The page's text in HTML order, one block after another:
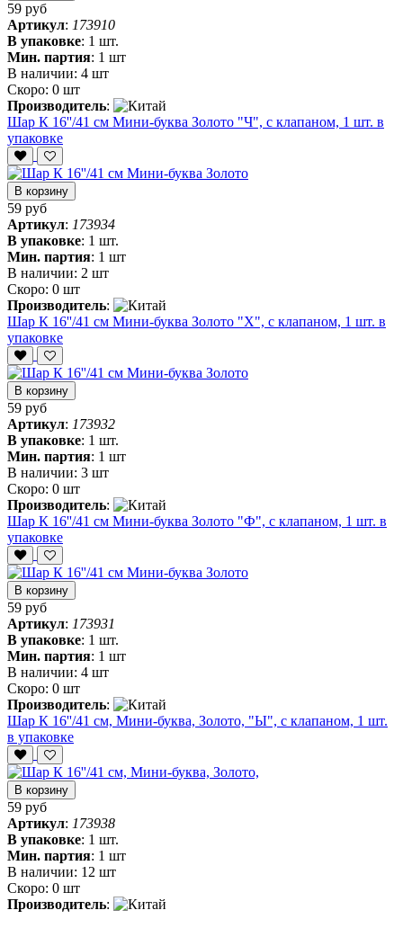
59 руб
Артикул: 173910
В упаковке: 1 шт.
Мин. партия: 1 шт
В наличии: 4 шт
Скоро: 0 шт
Производитель:
Шар К 16''/41 см Мини-буква Золото "Ч", с клапаном, 1 шт. в
упаковке
В корзину
59 руб
Артикул: 173934
В упаковке: 1 шт.
Мин. партия: 1 шт
В наличии: 2 шт
Скоро: 0 шт
Производитель:
Шар К 16''/41 см Мини-буква Золото "Х", с клапаном, 1 шт. в
упаковке
В корзину
59 руб
Артикул: 173932
В упаковке: 1 шт.
Мин. партия: 1 шт
В наличии: 3 шт
Скоро: 0 шт
Производитель:
Шар К 16''/41 см Мини-буква Золото "Ф", с клапаном, 1 шт. в
упаковке
В корзину
59 руб
Артикул: 173931
В упаковке: 1 шт.
Мин. партия: 1 шт
В наличии: 4 шт
Скоро: 0 шт
Производитель:
Шар К 16''/41 см, Мини-буква, Золото, "Ы", с клапаном, 1 шт.
в упаковке
В корзину
59 руб
Артикул: 173938
В упаковке: 1 шт.
Мин. партия: 1 шт
В наличии: 12 шт
Скоро: 0 шт
Производитель: